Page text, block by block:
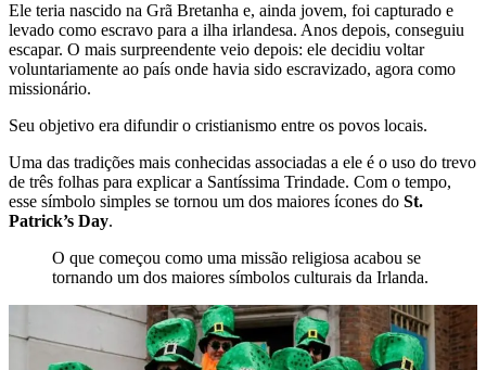
Ele teria nascido na Grã Bretanha e, ainda jovem, foi capturado e
levado como escravo para a ilha irlandesa. Anos depois, conseguiu
escapar. O mais surpreendente veio depois: ele decidiu voltar
voluntariamente ao país onde havia sido escravizado, agora como
missionário.
Seu objetivo era difundir o cristianismo entre os povos locais.
Uma das tradições mais conhecidas associadas a ele é o uso do trevo
de três folhas para explicar a Santíssima Trindade. Com o tempo,
esse símbolo simples se tornou um dos maiores ícones do St.
Patrick’s Day.
O que começou como uma missão religiosa acabou se
tornando um dos maiores símbolos culturais da Irlanda.